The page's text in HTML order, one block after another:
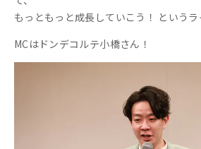
もっともっと成長していこう！ というラ
MCはドンデコルテ小橋さん！